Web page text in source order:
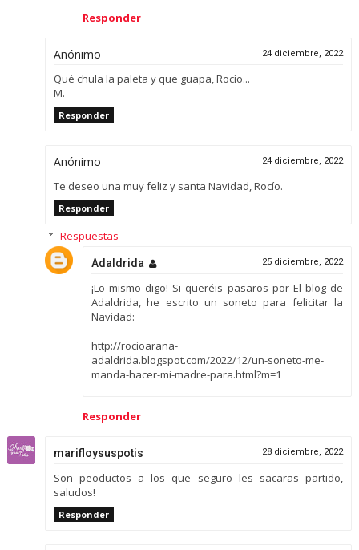
Responder
Anónimo 24 diciembre, 2022
Qué chula la paleta y que guapa, Rocío...
M.
Responder
Anónimo 24 diciembre, 2022
Te deseo una muy feliz y santa Navidad, Rocío.
Responder
Respuestas
Adaldrida 25 diciembre, 2022
¡Lo mismo digo! Si queréis pasaros por El blog de
Adaldrida, he escrito un soneto para felicitar la
Navidad:
http://rocioarana-
adaldrida.blogspot.com/2022/12/un-soneto-me-
manda-hacer-mi-madre-para.html?m=1
Responder
marifloysuspotis 28 diciembre, 2022
Son peoductos a los que seguro les sacaras partido,
saludos!
Responder